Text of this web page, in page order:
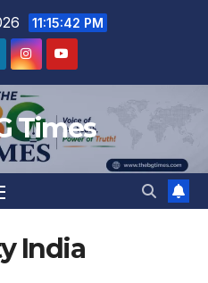
11:15:42 PM
Times
India